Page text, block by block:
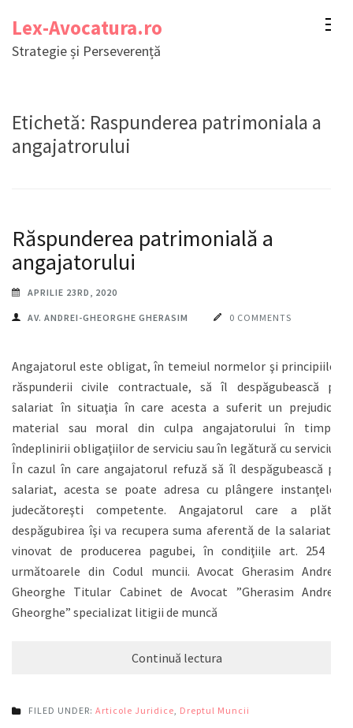
conținut
Lex-Avocatura.ro
Strategie și Perseverență
Etichetă: Raspunderea patrimoniala a
angajatrorului
Răspunderea patrimonială a
angajatorului
APRILIE 23RD, 2020
AV. ANDREI-GHEORGHE GHERASIM 0 COMMENTS
Angajatorul este obligat, în temeiul normelor şi principiilor
răspunderii civile contractuale, să îl despăgubească pe
salariat în situaţia în care acesta a suferit un prejudiciu
material sau moral din culpa angajatorului în timpul
îndeplinirii obligaţiilor de serviciu sau în legătură cu serviciul.
În cazul în care angajatorul refuză să îl despăgubească pe
salariat, acesta se poate adresa cu plângere instanţelor
judecătoreşti competente. Angajatorul care a plătit
despăgubirea îşi va recupera suma aferentă de la salariatul
vinovat de producerea pagubei, în condiţiile art. 254 şi
următoarele din Codul muncii. Avocat Gherasim Andrei-
Gheorghe Titular Cabinet de Avocat ”Gherasim Andrei-
Gheorghe” specializat litigii de muncă
Continuă lectura
FILED UNDER: Articole Juridice, Dreptul Muncii